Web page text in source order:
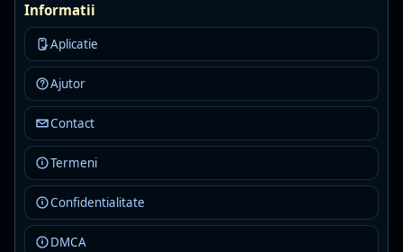
Informatii
Aplicatie
Ajutor
Contact
Termeni
Confidentialitate
DMCA
Plusz FM - Margitta
MP3 · 160 kbps · Bihor
local news
Asculta
Detalii
Eveniment FM Sibiu 103.2
MP3 · 128 kbps · Sibiu
dance house